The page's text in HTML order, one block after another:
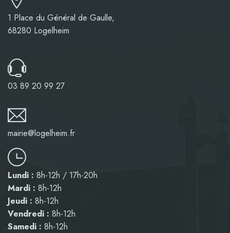
1 Place du Général de Gaulle,
68280 Logelheim
03 89 20 99 27
mairie@logelheim.fr
Lundi : 8h-12h / 17h-20h
Mardi : 8h-12h
Jeudi : 8h-12h
Vendredi : 8h-12h
Samedi : 8h-12h